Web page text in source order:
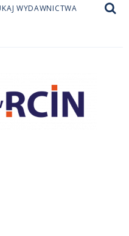
WYDAWNICTWA